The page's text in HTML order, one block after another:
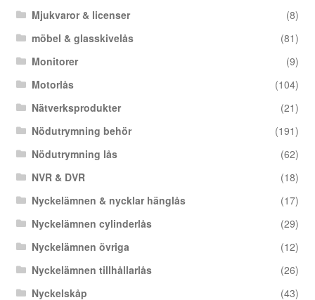
Mjukvaror & licenser
(8)
möbel & glasskivelås
(81)
Monitorer
(9)
Motorlås
(104)
Nätverksprodukter
(21)
Nödutrymning behör
(191)
Nödutrymning lås
(62)
NVR & DVR
(18)
Nyckelämnen & nycklar hänglås
(17)
Nyckelämnen cylinderlås
(29)
Nyckelämnen övriga
(12)
Nyckelämnen tillhållarlås
(26)
Nyckelskåp
(43)